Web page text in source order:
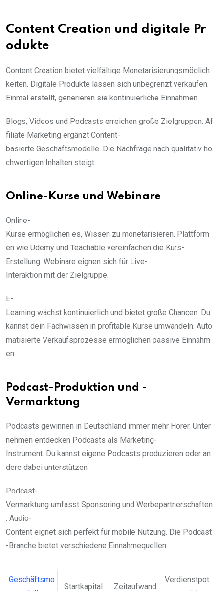
Content Creation und digitale Pr
odukte
Content Creation bietet vielfältige Monetarisierungsmöglich
keiten. Digitale Produkte lassen sich unbegrenzt verkaufen.
Einmal erstellt, generieren sie kontinuierliche Einnahmen.
Blogs, Videos und Podcasts erreichen große Zielgruppen. Af
filiate Marketing ergänzt Content-
basierte Geschäftsmodelle. Die Nachfrage nach qualitativ ho
chwertigen Inhalten steigt.
Online-Kurse und Webinare
Online-
Kurse ermöglichen es, Wissen zu monetarisieren. Plattform
en wie Udemy und Teachable vereinfachen die Kurs-
Erstellung. Webinare eignen sich für Live-
Interaktion mit der Zielgruppe.
E-
Learning wächst kontinuierlich und bietet große Chancen. Du
kannst dein Fachwissen in profitable Kurse umwandeln. Auto
matisierte Verkaufsprozesse ermöglichen passive Einnahm
en.
Podcast-Produktion und -
Vermarktung
Podcasts gewinnen in Deutschland immer mehr Hörer. Unter
nehmen entdecken Podcasts als Marketing-
Instrument. Du kannst eigene Podcasts produzieren oder an
dere dabei unterstützen.
Podcast-
Vermarktung umfasst Sponsoring und Werbepartnerschaften
. Audio-
Content eignet sich perfekt für mobile Nutzung. Die Podcast
-Branche bietet verschiedene Einnahmequellen.
Geschäftsmo
Startkapital Zeitaufwand
Verdienstpot